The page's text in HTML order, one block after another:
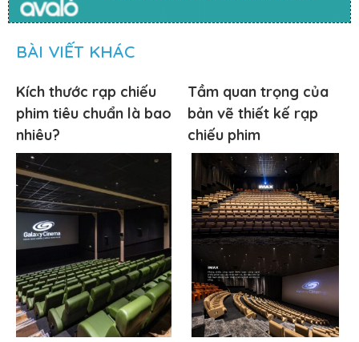
BÀI VIẾT KHÁC
Kích thước rạp chiếu
phim tiêu chuẩn là bao
nhiêu?
Tầm quan trọng của
bản vẽ thiết kế rạp
chiếu phim